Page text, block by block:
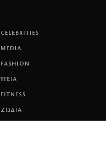
CELEBRITIES
MEDIA
FASHION
ΥΓΕΙΑ
FITNESS
ΖΩΔΙΑ